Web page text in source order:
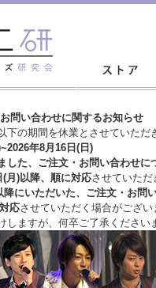
問い合わせに関するお知らせ
下の期間を休業とさせていただ
年8月16日(日)
した、ご注文・お問い合わせに
月)以降、順に対応させていただ
降にいただいた、ご注文・ お問
応させていただく場合がござい
しますが、 何卒ご了承ください